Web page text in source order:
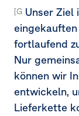
[G1-2.15a]
Unser Ziel
fortlaufend
Nur
können wir
entwickeln,
Lieferkette